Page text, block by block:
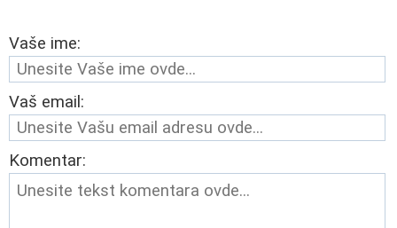
Vaše ime:
Vaš email:
Komentar: